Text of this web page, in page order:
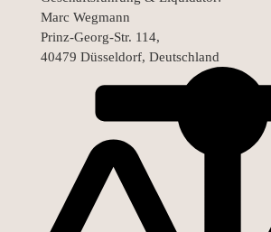
Marc Wegmann
Prinz-Georg-Str. 114,
40479 Düsseldorf, Deutschland